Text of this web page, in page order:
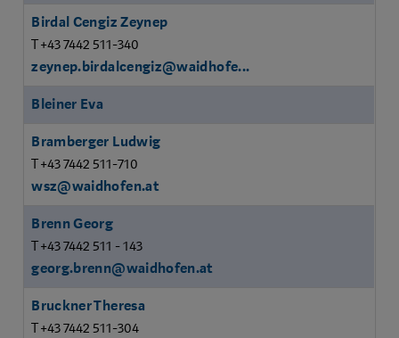
Birdal Cengiz Zeynep
T +43 7442 511-340
zeynep.birdalcengiz@waidhofe...
Bleiner Eva
Bramberger Ludwig
T +43 7442 511-710
wsz@waidhofen.at
Brenn Georg
T +43 7442 511 - 143
georg.brenn@waidhofen.at
Bruckner Theresa
T +43 7442 511-304